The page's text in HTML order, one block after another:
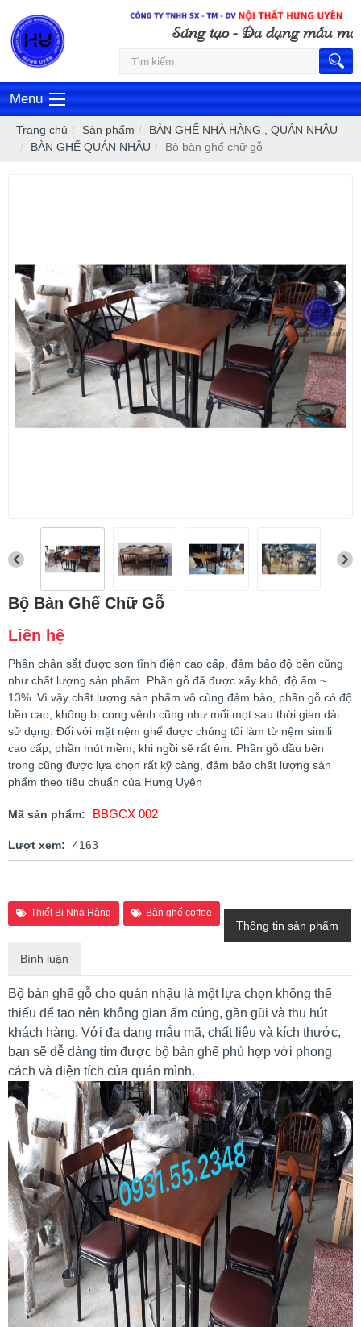
Sáng tạo - Đa dạng mẫu mã
Menu
Trang chủ Sản phẩm
BÀN GHẾ NHÀ HÀNG , QUÁN NHẬU
BÀN GHẾ QUÁN NHẬU
Bộ bàn ghế chữ gỗ
Bộ Bàn Ghế Chữ Gỗ
Liên hệ
Phần chân sắt được sơn tĩnh điện cao cấp, đảm bảo độ bền cũng
như chất lượng sản phẩm. Phần gỗ đã được xấy khô, độ ẩm ~
13%. Vì vậy chất lượng sản phẩm vô cùng đảm bảo, phần gỗ có độ
bền cao, không bị cong vênh cũng như mối mọt sau thời gian dài
sử dụng. Đối với mặt nệm ghế được chúng tôi làm từ nệm simili
cao cấp, phần mút mềm, khi ngồi sẽ rất êm. Phần gỗ dầu bên
trong cũng được lựa chọn rất kỹ càng, đảm bảo chất lượng sản
phẩm theo tiêu chuẩn của Hưng Uyên
Mã sản phẩm: BBGCX 002
Lượt xem: 4163
Thiết Bị Nhà Hàng Bàn ghế coffee
Thông tin sản phẩm
Bình luận
Bộ bàn ghế gỗ cho quán nhậu là một lựa chọn không thể
thiếu để tạo nên không gian ấm cúng, gần gũi và thu hút
khách hàng. Với đa dạng mẫu mã, chất liệu và kích thước,
bạn sẽ dễ dàng tìm được bộ bàn ghế phù hợp với phong
cách và diện tích của quán mình.